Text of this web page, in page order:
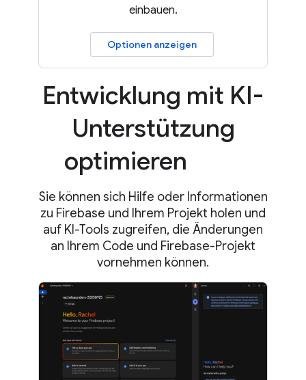
einbauen.
Optionen anzeigen
Entwicklung mit KI-
Unterstützung
optimieren
Sie können sich Hilfe oder Informationen
zu Firebase und Ihrem Projekt holen und
auf KI-Tools zugreifen, die Änderungen
an Ihrem Code und Firebase-Projekt
vornehmen können.